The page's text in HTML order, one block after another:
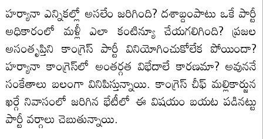
హర్యానా ఎన్నికల్లో అసలేం జరిగింది? దశాబ్దంపాటు ఒకే పార్టీ
అధికారంలో మళ్లీ ఎలా కంటిన్యూ చేయగలిగింది? ప్రజల
అసంతృప్తిని కాంగ్రెస్ పార్టీ వినియోగించుకోలేక పోయిందా?
హర్యానా కాంగ్రెస్‌లో అంతర్గత విభేదాలే కారణమా? అవుననే
సంకేతాలు బలంగా వినిపిస్తున్నాయి. కాంగ్రెస్ చీఫ్ మల్లికార్జున
ఖర్గే నివాసంలో జరిగిన భేటీలో ఈ విషయం బయట పడినట్టు
పార్టీ వర్గాలు చెబుతున్నాయి.